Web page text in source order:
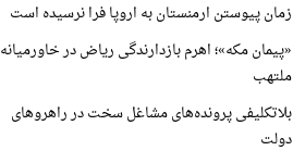
زمان پیوستن ارمنستان به اروپا فرا نرسیده است
«پیمان مکه»؛ اهرم بازدارندگی ریاض در خاورمیانه
ملتهب
بلاتکلیفی پرونده‌های مشاغل سخت در راهروهای
دولت